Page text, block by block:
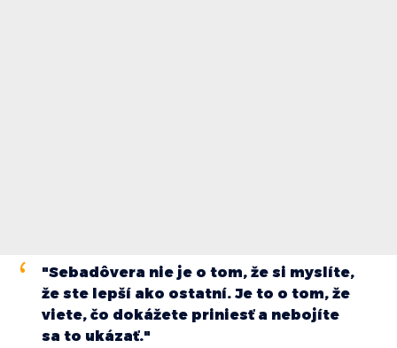
"Sebadôvera nie je o tom, že si myslíte,
že ste lepší ako ostatní. Je to o tom, že
viete, čo dokážete priniesť a nebojíte
sa to ukázať."